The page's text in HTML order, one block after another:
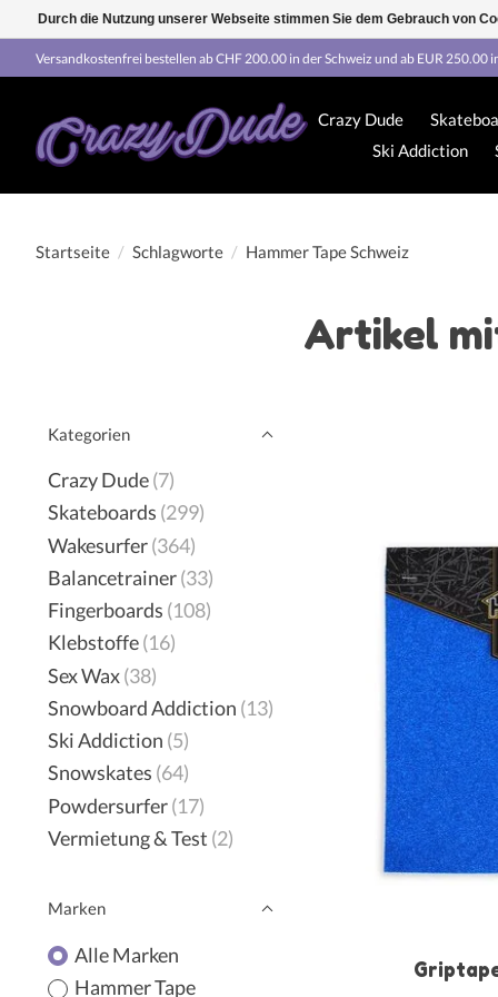
Versandkostenfrei bestellen ab CHF 200.00 in der Schweiz und ab EUR 250.00
Crazy Dude
Ski Addiction
Startseite / Schlagworte / Hammer Tape Schweiz
Artikel
Kategorien
Crazy Dude(7)
Skateboards (299)
Wakesurfer(364)
Balancetrainer(33)
Fingerboards (108)
Klebstoffe(16)
Sex Wax(38)
Snowboard Addiction (13)
Ski Addiction (5)
Snowskates (64)
Powdersurfer(17)
Vermietung & Test (2)
Marken
Alle Marken
Hammer Tape
Durch die Nutzung unserer Webseite stimmen Sie dem Gebrauch von